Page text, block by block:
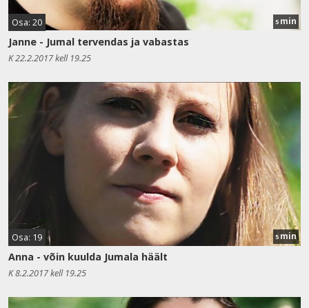
Osa: 20 5 min
Janne - Jumal tervendas ja vabastas
K 22.2.2017 kell 19.25
Osa: 19 5 min
Anna - võin kuulda Jumala häält
K 8.2.2017 kell 19.25